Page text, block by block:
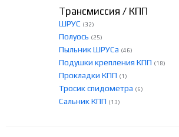
Трансмиссия / КПП
ШРУС (32)
Полуось (25)
Пыльник ШРУСа (46)
Подушки крепления КПП (18)
Прокладки КПП (1)
Тросик спидометра (6)
Сальник КПП (13)